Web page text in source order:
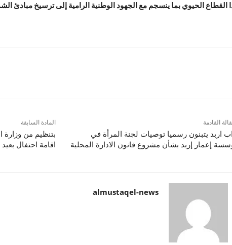
القطاع الحيوي بما ينسجم مع الجهود الوطنية الرامية إلى ترسيخ مبادئ
المادة السابقة
بتنظيم من وزارة
اقامة احتفال
القادمة
اربد يتبنون رسميا توصيات لجنة المرأة في
إعمار إربد بشأن مشروع قانون الادارة المحلية
almustaqel-news